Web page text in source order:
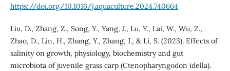
https://doi.org/10.1016/j.aquaculture.2024.740664
Liu, D., Zhang, Z., Song, Y., Yang, J., Lu, Y., Lai, W., Wu, Z.,
Zhao, D., Lin, H., Zhang, Y., Zhang, J., & Li, S. (2023). Effects of
salinity on growth, physiology, biochemistry and gut
microbiota of juvenile grass carp (Ctenopharyngodon idella).